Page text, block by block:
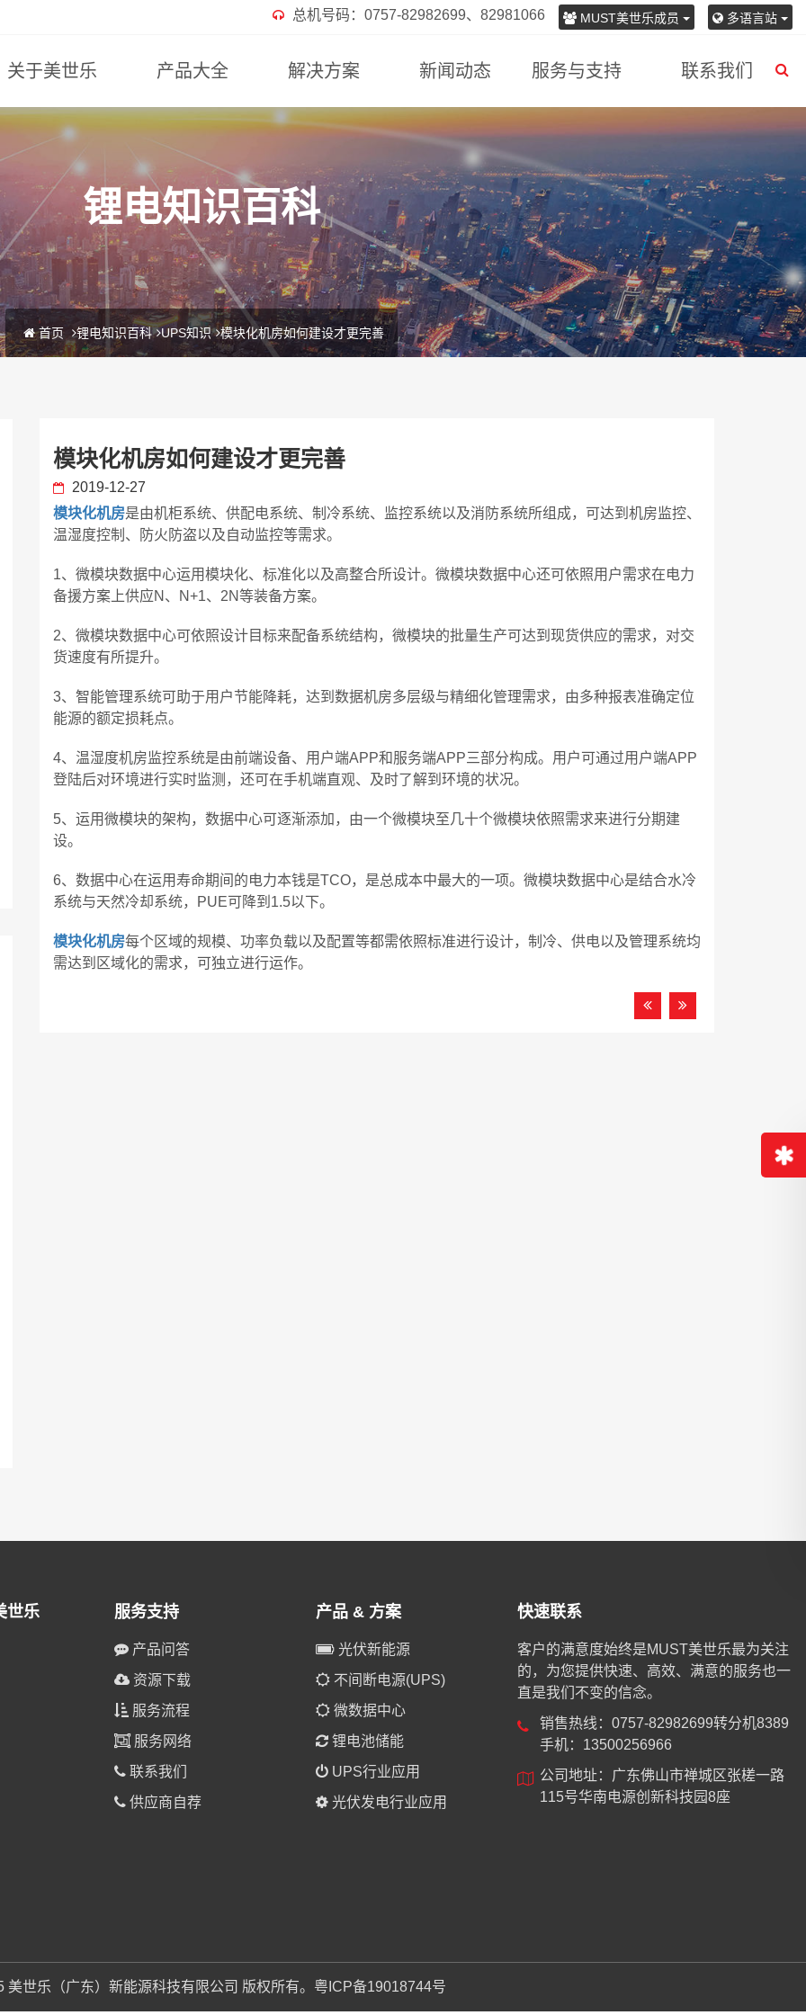
多语言站
MUST美世乐成员
总机号码：0757-82982699、82981066
关于美世乐 产品大全 解决方案 新闻动态 服务与支持 联系我们
锂电知识百科
首页 锂电知识百科 UPS知识 模块化机房如何建设才更完善
模块化机房如何建设才更完善
2019-12-27
模块化机房是由机柜系统、供配电系统、制冷系统、监控系统以及消防系统所组成，可达到机房监控、
温湿度控制、防火防盗以及自动监控等需求。
1、微模块数据中心运用模块化、标准化以及高整合所设计。微模块数据中心还可依照用户需求在电力
备援方案上供应N、N+1、2N等装备方案。
2、微模块数据中心可依照设计目标来配备系统结构，微模块的批量生产可达到现货供应的需求，对交
货速度有所提升。
3、智能管理系统可助于用户节能降耗，达到数据机房多层级与精细化管理需求，由多种报表准确定位
能源的额定损耗点。
4、温湿度机房监控系统是由前端设备、用户端APP和服务端APP三部分构成。用户可通过用户端APP
登陆后对环境进行实时监测，还可在手机端直观、及时了解到环境的状况。
5、运用微模块的架构，数据中心可逐渐添加，由一个微模块至几十个微模块依照需求来进行分期建
设。
6、数据中心在运用寿命期间的电力本钱是TCO，是总成本中最大的一项。微模块数据中心是结合水冷
系统与天然冷却系统，PUE可降到1.5以下。
模块化机房每个区域的规模、功率负载以及配置等都需依照标准进行设计，制冷、供电以及管理系统均
需达到区域化的需求，可独立进行运作。
世乐 服务支持
产品问答
资源下载
服务流程
服务网络
联系我们
供应商自荐
产品 & 方案
光伏新能源
不间断电源(UPS)
微数据中心
锂电池储能
UPS行业应用
光伏发电行业应用
快速联系
客户的满意度始终是MUST美世乐最为关注
的，为您提供快速、高效、满意的服务也一
直是我们不变的信念。
销售热线：0757-82982699转分机8389
手机：13500256966
公司地址：广东佛山市禅城区张槎一路
115号华南电源创新科技园8座
美世乐（广东）新能源科技有限公司 版权所有。 粤ICP备19018744号